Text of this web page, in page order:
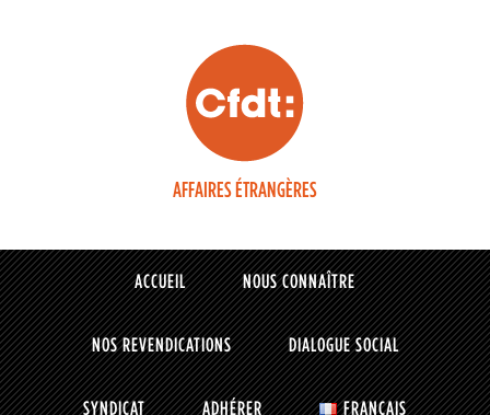
AFFAIRES ÉTRANGÈRES
ACCUEIL NOUS CONNAÎTRE
NOS REVENDICATIONS DIALOGUE SOCIAL
SYNDICAT ADHÉRER FRANÇAIS